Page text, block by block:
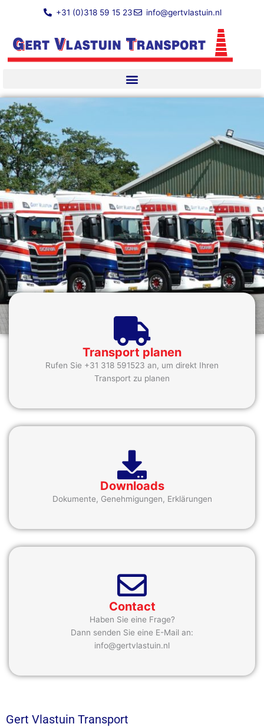
+31 (0)318 59 15 23 info@gertvlastuin.nl
Transport planen
Rufen Sie +31 318 591523 an, um direkt Ihren
Transport zu planen
Downloads
Dokumente, Genehmigungen, Erklärungen
Contact
Haben Sie eine Frage?
Dann senden Sie eine E-Mail an:
info@gertvlastuin.nl
Gert Vlastuin Transport